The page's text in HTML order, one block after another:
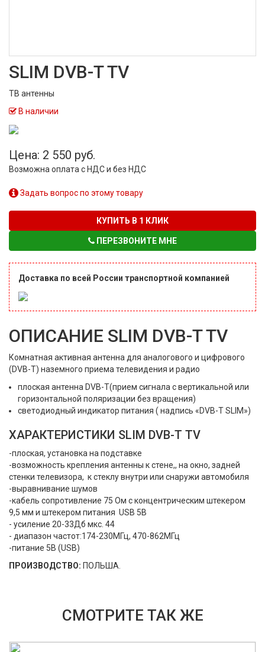
SLIM DVB-T TV
ТВ антенны
В наличии
Цена: 2 550 руб.
Возможна оплата с НДС и без НДС
Задать вопрос по этому товару
КУПИТЬ В 1 КЛИК
ПЕРЕЗВОНИТЕ МНЕ
Доставка по всей России транспортной компанией
ОПИСАНИЕ SLIM DVB-T TV
Комнатная активная антенна для аналогового и цифрового
(DVB-T) наземного приема телевидения и радио
плоская антенна DVB-T(прием сигнала с вертикальной или
горизонтальной поляризации без вращения)
светодиодный индикатор питания ( надпись «DVB-T SLIM»)
ХАРАКТЕРИСТИКИ SLIM DVB-T TV
-плоская, установка на подставке
-возможность крепления антенны к стене,, на окно, задней
стенки телевизора, к стеклу внутри или снаружи автомобиля
-выравнивание шумов
-кабель сопротивление 75 Ом с концентрическим штекером
9,5 мм и штекером питания USB 5В
- усиление 20-33Дб мкс. 44
- диапазон частот:174-230МГц, 470-862МГц
-питание 5В (USB)
ПРОИЗВОДСТВО: ПОЛЬША.
СМОТРИТЕ ТАК ЖЕ